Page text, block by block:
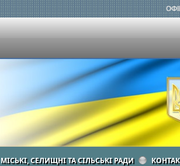
МІСЬКІ, СЕЛИЩНІ ТА СІЛЬСЬКІ РАДИ